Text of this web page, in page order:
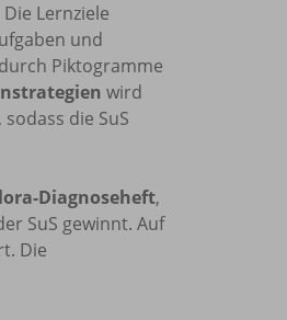
Lernziele
und
Piktogramme
wird
die SuS
Diagnoseheft,
SuS gewinnt. Auf
Die